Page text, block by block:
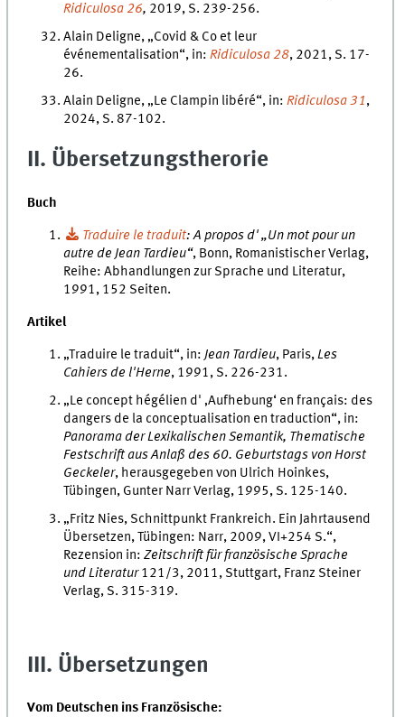
Ridiculosa 26, 2019, S. 239-256.
Alain Deligne, „Covid & Co et leur
événementalisation“, in:Ridiculosa 28, 2021, S. 17-
26.
Alain Deligne, „Le Clampin libéré“, in:Ridiculosa 31,
2024, S. 87-102.
II. Übersetzungstherorie
Buch
Traduire le traduit: A propos d' „Un mot pour un
autre de Jean Tardieu“, Bonn, Romanistischer Verlag,
Reihe: Abhandlungen zur Sprache und Literatur,
1991, 152 Seiten.
Artikel
„Traduire le traduit“, in:Jean Tardieu, Paris,Les
Cahiers de l'Herne, 1991, S. 226-231.
„Le concept hégélien d' ‚Aufhebung‘ en français: des
dangers de la conceptualisation en traduction“, in:
Panorama der Lexikalischen Semantik, Thematische
Festschrift aus Anlaß des 60. Geburtstags von Horst
Geckeler, herausgegeben von Ulrich Hoinkes,
Tübingen, Gunter Narr Verlag, 1995, S. 125-140.
„Fritz Nies, Schnittpunkt Frankreich. Ein Jahrtausend
Übersetzen, Tübingen: Narr, 2009, VI+254 S.“,
Rezension in:Zeitschrift für französische Sprache
und Literatur121/3, 2011, Stuttgart, Franz Steiner
Verlag, S. 315-319.
III. Übersetzungen
Vom Deutschen ins Französische: